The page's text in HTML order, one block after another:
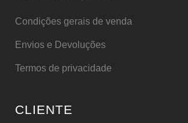
Condições gerais de venda
Envios e Devoluções
Termos de privacidade
CLIENTE